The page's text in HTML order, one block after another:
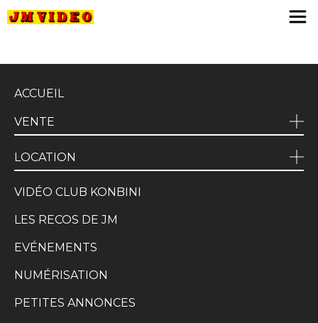
ACCUEIL
VENTE
LOCATION
VIDÉO CLUB KONBINI
LES RECOS DE JM
EVÉNEMENTS
NUMÉRISATION
PETITES ANNONCES